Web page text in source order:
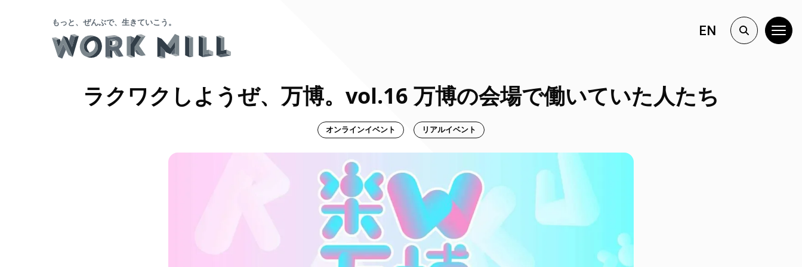
もっと、ぜんぶで、生きていこう。
EN
ラクワクしようぜ、万博。vol.16 万博の会場で働いていた人たち
オンラインイベント リアルイベント